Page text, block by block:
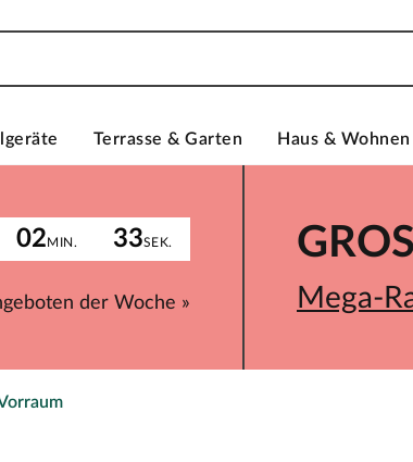
Terrasse & Garten Haus & Wohnen
02MIN. 33SEK.
der Woche » Mega-